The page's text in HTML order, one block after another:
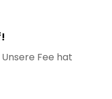
Fee hat